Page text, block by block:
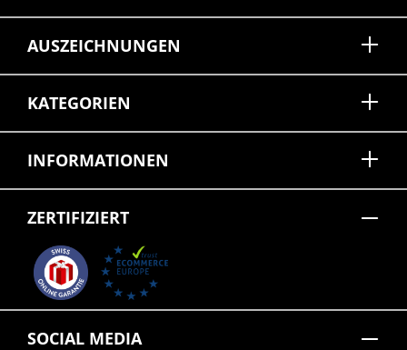
AUSZEICHNUNGEN
KATEGORIEN
INFORMATIONEN
ZERTIFIZIERT
SOCIAL MEDIA